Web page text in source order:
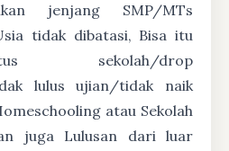
jenjang SMP/MTs
tidak dibatasi, Bisa itu
sekolah/drop
lulus ujian/tidak naik
atau Sekolah
juga Lulusan dari luar